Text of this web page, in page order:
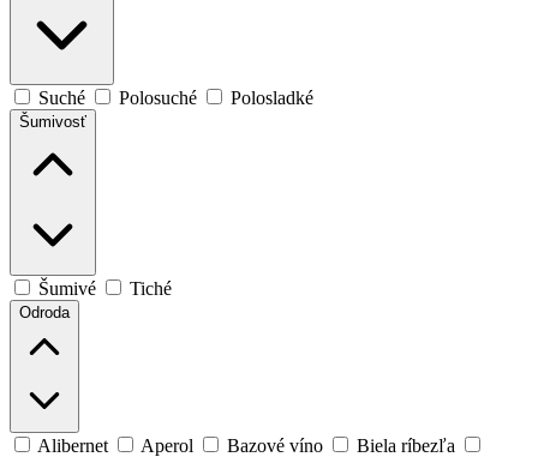
Suché Polosuché Polosladké
Šumivosť
Šumivé Tiché
Odroda
Alibernet Aperol Bazové víno
Biela ríbezľa